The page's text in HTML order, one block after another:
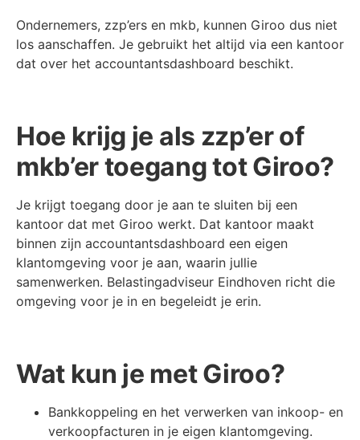
Ondernemers, zzp’ers en mkb, kunnen Giroo dus niet
los aanschaffen. Je gebruikt het altijd via een kantoor
dat over het accountantsdashboard beschikt.
Hoe krijg je als zzp’er of
mkb’er toegang tot Giroo?
Je krijgt toegang door je aan te sluiten bij een
kantoor dat met Giroo werkt. Dat kantoor maakt
binnen zijn accountantsdashboard een eigen
klantomgeving voor je aan, waarin jullie
samenwerken. Belastingadviseur Eindhoven richt die
omgeving voor je in en begeleidt je erin.
Wat kun je met Giroo?
Bankkoppeling en het verwerken van inkoop- en
verkoopfacturen in je eigen klantomgeving.